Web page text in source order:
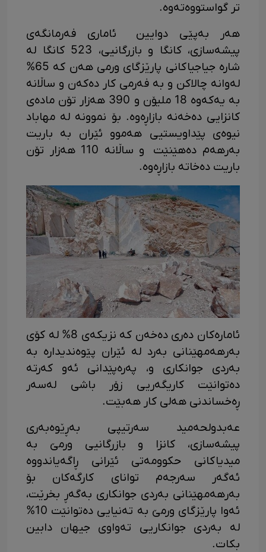
تر گواستووەتەوە.
هەر بەپێی دوایین ئاماری فەرمانگەی
پیشەسازی، کانگا و بازرگانیی، 523 کانگا لە
شارە جیاجیاکانی پارێزگای ورمی هەن کە 65%
لەوانە چالاکن و بە فەرمی کار دەکەن و ساڵانە
بە یەکەوە 18 ملیۆن و 390 هەزار تۆن مادەی
کانزایی دەخەنە بازاڕەوە. بۆ نموونە لە مهاباد
نیوەی پێداویستیی هەموو ئێران بە باریت
بەرهەم دەهێنێت و ساڵانە 110 هەزار تۆن
باریت دەخاتە بازاڕەوە.
ئامارەکان دەری دەخەن کە نزیکەی 8% لە کۆی
بەرهەمهێنانی بەرد لە ئێران پێوەندیدارە بە
بەردی جوانکاری و، پەرەپێدانی ئەو کەرتە
دەتوانێت کاریگەریی زۆر باشی لەسەر
ڕەخساندنی هەلی کار هەبێت.
عەبدولحەمید سەرتیپی بەڕێوەبەری
پیشەسازی، کانزا و بازرگانیی ورمێ بە
میدیاکانی حکوومەتی ئێرانی ڕاگەیاندووە
ئەگەر سەرجەم توانای کارگەکان بۆ
بەرهەمهێنانی بەردی جوانکاری بەگەڕ بخرێت،
ئەوا پارێزگای ورمێ بە تەنیایی دەتوانێت 10%
لە بەردی جوانکاریی تەواوی جیهان دابین
بکات.